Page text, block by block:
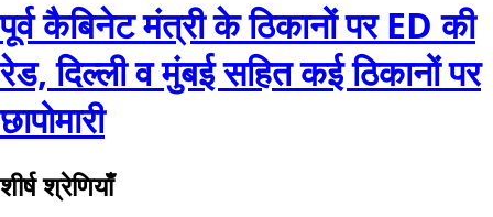
पूर्व कैबिनेट मंत्री के ठिकानों पर ED की
रेड, दिल्ली व मुंबई सहित कई ठिकानों पर
छापोमारी
शीर्ष श्रेणियाँ